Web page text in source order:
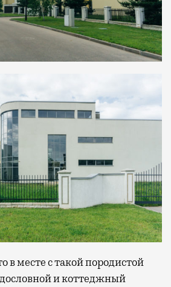
в месте с такой породистой
и коттеджный